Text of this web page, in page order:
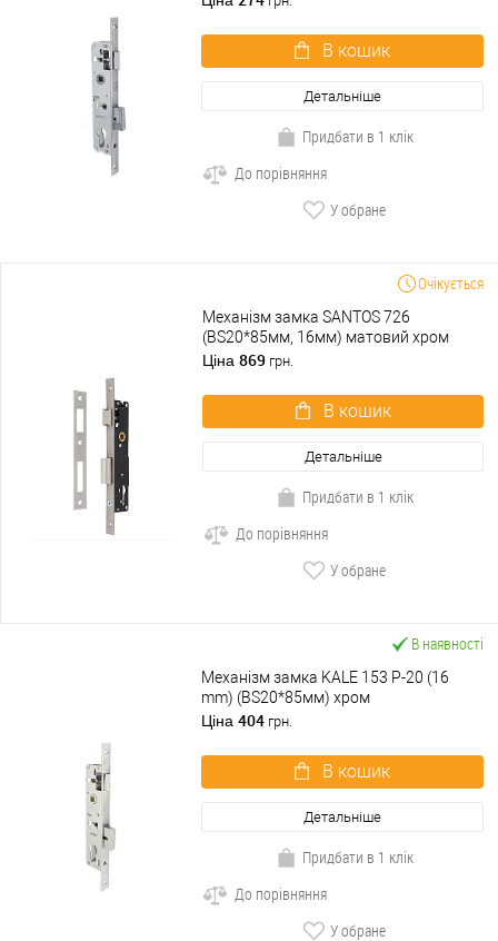
В кошик
Детальніше
Придбати в 1 клік
До порівняння
У обране
Очікується
Механізм замка SANTOS 726
(BS20*85мм, 16мм) матовий хром
Ціна 869 грн.
В кошик
Детальніше
Придбати в 1 клік
До порівняння
У обране
В наявності
Механізм замка KALE 153 P-20 (16
mm) (BS20*85мм) хром
Ціна 404 грн.
В кошик
Детальніше
Придбати в 1 клік
До порівняння
У обране